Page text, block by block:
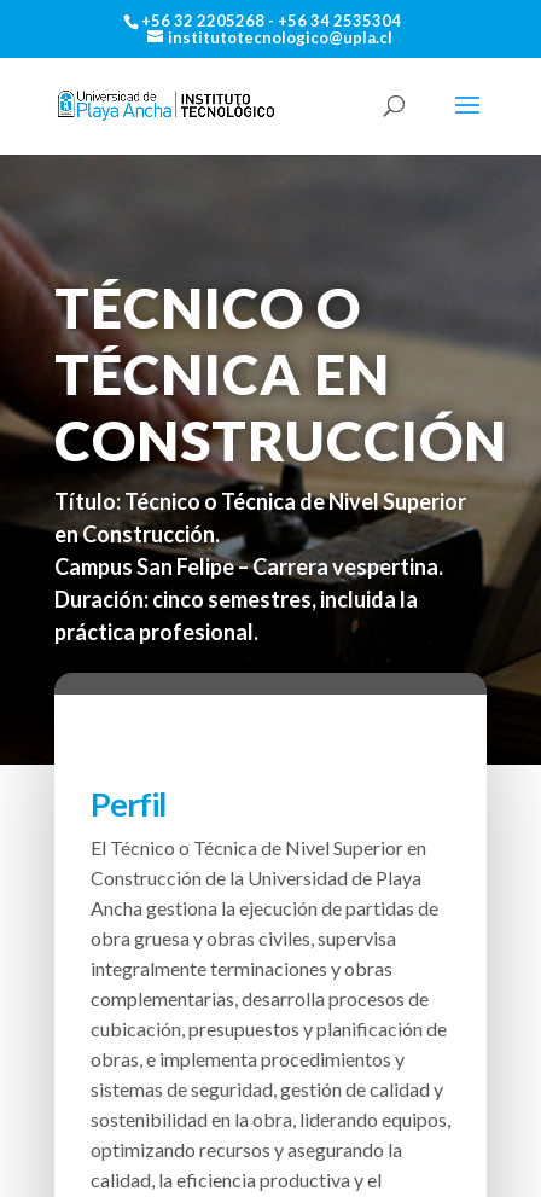
+56 32 2205268 - +56 34 2535304
institutotecnologico@upla.cl
TÉCNICO O
TÉCNICA EN
CONSTRUCCIÓN
Título: Técnico o Técnica de Nivel Superior
en Construcción.
Campus San Felipe – Carrera vespertina.
Duración: cinco semestres, incluida la
práctica profesional.
Perfil
El Técnico o Técnica de Nivel Superior en
Construcción de la Universidad de Playa
Ancha gestiona la ejecución de partidas de
obra gruesa y obras civiles, supervisa
integralmente terminaciones y obras
complementarias, desarrolla procesos de
cubicación, presupuestos y planificación de
obras, e implementa procedimientos y
sistemas de seguridad, gestión de calidad y
sostenibilidad en la obra, liderando equipos,
optimizando recursos y asegurando la
calidad, la eficiencia productiva y el